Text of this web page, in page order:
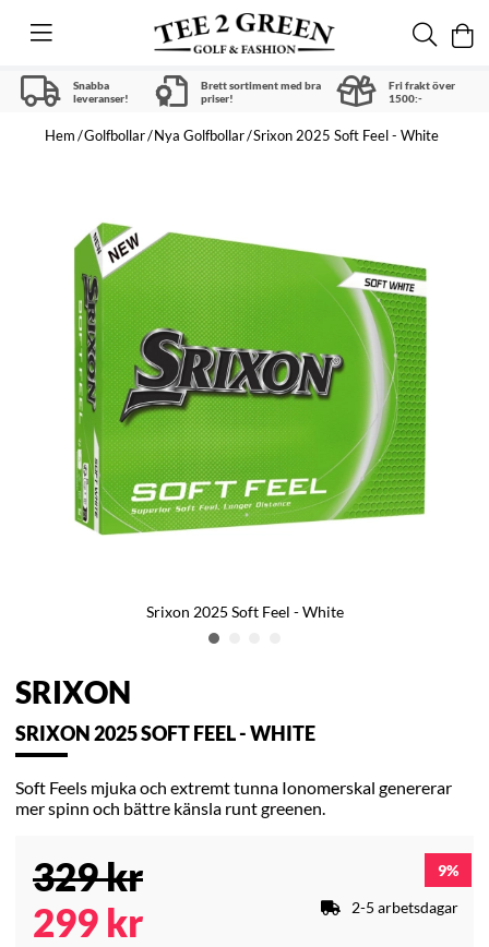
Snabba
leveranser!
Brett sortiment med bra
priser!
Fri frakt över
1500:-
Hem Golfbollar Nya Golfbollar Srixon 2025 Soft Feel - White
Srixon 2025 Soft Feel - White
SRIXON
SRIXON 2025 SOFT FEEL - WHITE
Soft Feels mjuka och extremt tunna Ionomerskal genererar
mer spinn och bättre känsla runt greenen.
329kr
299 kr
9
2-5 arbetsdagar